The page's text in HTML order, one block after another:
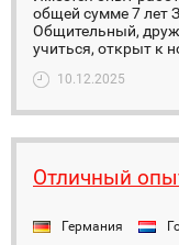
общей сумме 7 лет
Общительный,
учиться, открыт к
10.12.2025
Отличный
Германия